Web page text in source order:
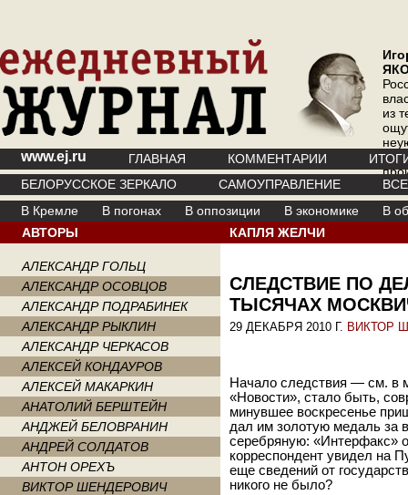
из
где
www.ej.ru ГЛАВНАЯ КОММЕНТАРИИ
БЕЛОРУССКОЕ ЗЕРКАЛО
САМОУПРАВЛЕНИЕ
В Кремле
В погонах В оппозиции В экономике
В
АВТОРЫ
АЛЕКСАНДР ГОЛЬЦ
АЛЕКСАНДР ОСОВЦОВ
АЛЕКСАНДР ПОДРАБИНЕК
АЛЕКСАНДР РЫКЛИН
АЛЕКСАНДР ЧЕРКАСОВ
АЛЕКСЕЙ КОНДАУРОВ
АЛЕКСЕЙ МАКАРКИН
АНАТОЛИЙ БЕРШТЕЙН
АНДЖЕЙ БЕЛОВРАНИН
АНДРЕЙ СОЛДАТОВ
АНТОН ОРЕХЪ
ВИКТОР ШЕНДЕРОВИЧ
КАПЛЯ ЖЕЛЧИ
СЛЕДСТВИЕ ПО
ТЫСЯЧАХ
29 ДЕКАБРЯ 2010 Г. ВИКТОР
Начало следствия — см. в
«Новости», стало быть,
минувшее воскресенье
дал им золотую медаль за
серебряную: «Интерфакс»
корреспондент увидел на
еще сведений от
никого не было?